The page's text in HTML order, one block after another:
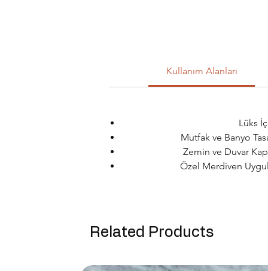
Kullanım Alanları
Lüks
Mutfak ve Banyo
Zemin ve Duvar
Özel Merdiven
Related Products